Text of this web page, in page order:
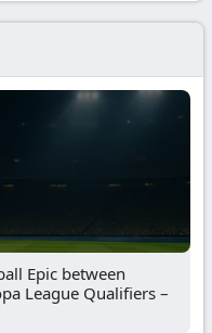
Epic between
League Qualifiers –